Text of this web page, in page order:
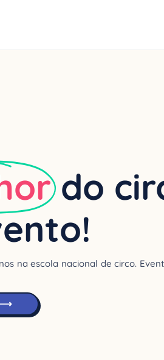
do
na escola nacional de circo.
⟶